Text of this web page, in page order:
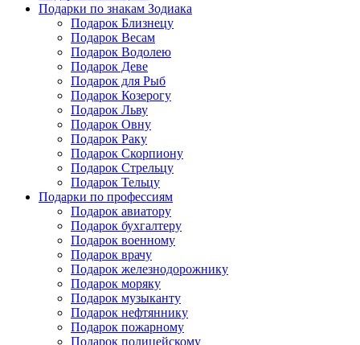
Подарки по знакам Зодиака
Подарок Близнецу
Подарок Весам
Подарок Водолею
Подарок Деве
Подарок для Рыб
Подарок Козерогу
Подарок Льву
Подарок Овну
Подарок Раку
Подарок Скорпиону
Подарок Стрельцу
Подарок Тельцу
Подарки по профессиям
Подарок авиатору
Подарок бухгалтеру
Подарок военному
Подарок врачу
Подарок железнодорожнику
Подарок моряку
Подарок музыканту
Подарок нефтяннику
Подарок пожарному
Подарок полицейскому